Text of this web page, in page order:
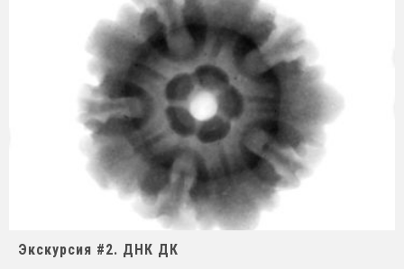
Экскурсия #2. ДНК ДК